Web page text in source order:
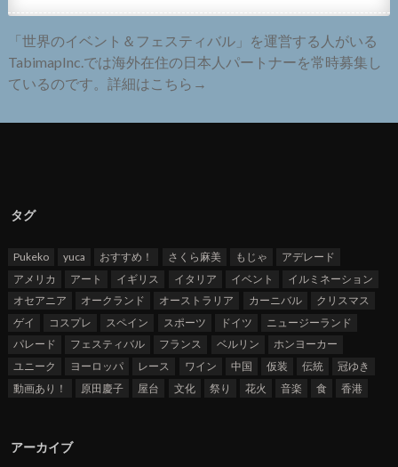
「世界のイベント＆フェスティバル」を運営する人がいる
TabimapInc.では海外在住の日本人パートナーを常時募集し
ているのです。詳細はこちら→
タグ
Pukeko yuca おすすめ！ さくら麻美 もじゃ
アデレード
アメリカ
アート イギリス イタリア イベント
イルミネーション
オセアニア
オークランド オーストラリア カーニバル
クリスマス
ゲイ
コスプレ スペイン スポーツ ドイツ
ニュージーランド
パレード
フェスティバル フランス ベルリン
ホンヨーカー
ユニーク
ヨーロッパ レース ワイン 中国 仮装 伝統
冠ゆき
動画あり！
原田慶子 屋台 文化 祭り 花火 音楽 食 香港
アーカイブ